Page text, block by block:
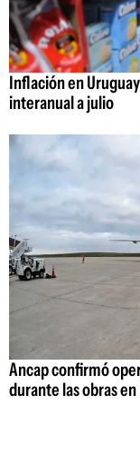
Inflación en
interanual a julio
Ancap confirmó
durante las obras en